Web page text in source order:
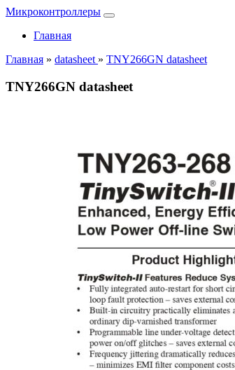
Микроконтроллеры
Главная
Главная » datasheet » TNY266GN datasheet
TNY266GN datasheet